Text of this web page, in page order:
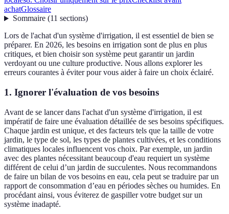
achatGlossaire
Sommaire(11 sections)
Lors de l'achat d'un système d'irrigation, il est essentiel de bien se
préparer. En 2026, les besoins en irrigation sont de plus en plus
critiques, et bien choisir son système peut garantir un jardin
verdoyant ou une culture productive. Nous allons explorer les
erreurs courantes à éviter pour vous aider à faire un choix éclairé.
1. Ignorer l'évaluation de vos besoins
Avant de se lancer dans l'achat d'un système d'irrigation, il est
impératif de faire une évaluation détaillée de ses besoins spécifiques.
Chaque jardin est unique, et des facteurs tels que la taille de votre
jardin, le type de sol, les types de plantes cultivées, et les conditions
climatiques locales influencent vos choix. Par exemple, un jardin
avec des plantes nécessitant beaucoup d'eau requiert un système
différent de celui d’un jardin de succulentes. Nous recommandons
de faire un bilan de vos besoins en eau, cela peut se traduire par un
rapport de consommation d’eau en périodes sèches ou humides. En
procédant ainsi, vous éviterez de gaspiller votre budget sur un
système inadapté.